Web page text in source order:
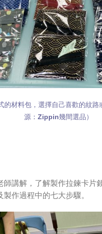
的材料包，選擇自己喜歡的紋路
源：Zippin幾間選品）
講解，了解製作拉鍊卡片
製作過程中的七大步驟。